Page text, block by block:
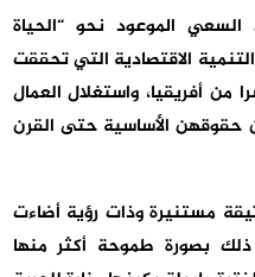
الموعود نحو “الحياة
الاقتصادية التي تحققت
أفريقيا، واستغلال العمال
حقوقهن الأساسية حتى القرن
مستنيرة وذات رؤية أضاءت
بصورة طموحة أكثر منها